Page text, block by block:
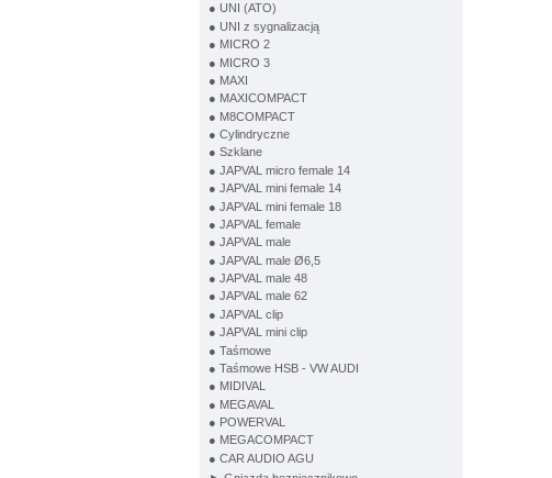
● UNI (ATO)
● UNI z sygnalizacją
● MICRO 2
● MICRO 3
● MAXI
● MAXICOMPACT
● M8COMPACT
● Cylindryczne
● Szklane
● JAPVAL micro female 14
● JAPVAL mini female 14
● JAPVAL mini female 18
● JAPVAL female
● JAPVAL male
● JAPVAL male Ø6,5
● JAPVAL male 48
● JAPVAL male 62
● JAPVAL clip
● JAPVAL mini clip
● Taśmowe
● Taśmowe HSB - VW AUDI
● MIDIVAL
● MEGAVAL
● POWERVAL
● MEGACOMPACT
● CAR AUDIO AGU